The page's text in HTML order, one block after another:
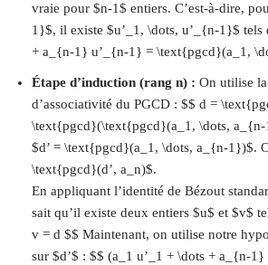
vraie pour $n-1$ entiers. C’est-à-dire,
1}$, il existe $u’_1, \dots, u’_{n-1}$ tels
+ a_{n-1} u’_{n-1} = \text{pgcd}(a_1,
Étape d’induction (rang n) : On utilise
d’associativité du PGCD : $$ d =
\text{pgcd}(\text{pgcd}(a_1, \dots, a_{n-
$d’ = \text{pgcd}(a_1, \dots, a_{n-1})$.
\text{pgcd}(d’, a_n)$.
En appliquant l’identité de Bézout
sait qu’il existe deux entiers $u$ et $v$
v = d $$ Maintenant, on utilise notre
sur $d’$ : $$ (a_1 u’_1 + \dots + a_{n-